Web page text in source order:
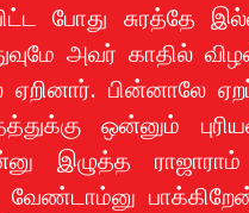
போது சுரத்தே
அவர் காதில்
பின்னாலே
ஒன்னும்
இழுத்த